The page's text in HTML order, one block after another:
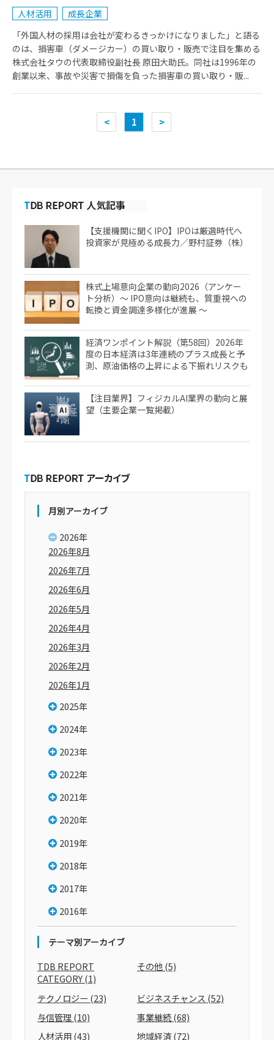
人材活用
成長企業
「外国人材の採用は会社が変わるきっかけになりました」と語る
のは、損害車（ダメージカー）の買い取り・販売で注目を集める
株式会社タウの代表取締役副社長 原田大助氏。同社は1996年の
創業以来、事故や災害で損傷を負った損害車の買い取り・販...
< 1 >
【支援機関に聞くIPO】IPOは厳選時代へ
投資家が見極める成長力／野村証券（株）
株式上場意向企業の動向2026（アンケー
ト分析）～ IPO意向は継続も、質重視への
転換と資金調達多様化が進展 ～
経済ワンポイント解説（第58回）2026年
度の日本経済は3年連続のプラス成長と予
測、原油価格の上昇による下振れリスクも
【注目業界】フィジカルAI業界の動向と展
望（主要企業一覧掲載）
月別アーカイブ
2026年
2026年8月
2026年7月
2026年6月
2026年5月
2026年4月
2026年3月
2026年2月
2026年1月
2025年
2024年
2023年
2022年
2021年
2020年
2019年
2018年
2017年
2016年
テーマ別アーカイブ
TDB REPORT
CATEGORY(1)
その他(5)
テクノロジー (23) ビジネスチャンス (52)
与信管理(10) 事業継続(68)
人材活用(43) 地域経済(72)